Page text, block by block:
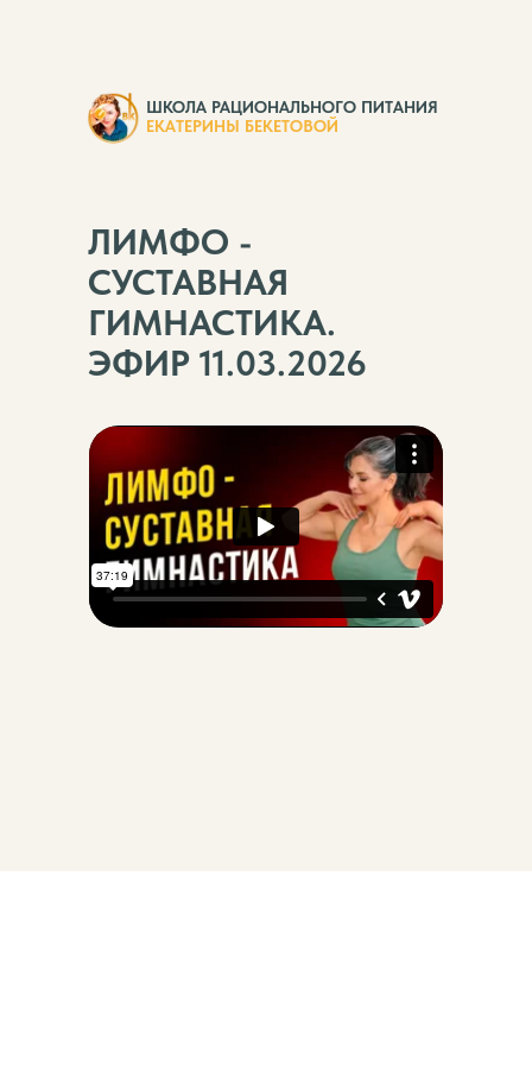
ЛИМФО -
СУСТАВНАЯ
ГИМНАСТИКА.
ЭФИР 11.03.2026
ШКОЛА РАЦИОНАЛЬНОГО ПИТАНИЯ
ЕКАТЕРИНЫ БЕКЕТОВОЙ